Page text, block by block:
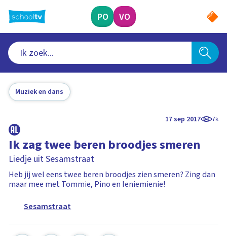
naar
hoofdinhoud
PO VO
Muziek en dans
17 sep 2017 7k
Ik zag twee beren broodjes smeren
Liedje uit Sesamstraat
Heb jij wel eens twee beren broodjes zien smeren? Zing dan
maar mee met Tommie, Pino en Ieniemienie!
Sesamstraat